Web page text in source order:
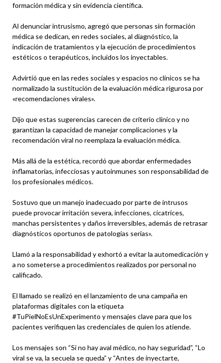
formación médica y sin evidencia científica.
Al denunciar intrusismo, agregó que personas sin formación
médica se dedican, en redes sociales, al diagnóstico, la
indicación de tratamientos y la ejecución de procedimientos
estéticos o terapéuticos, incluidos los inyectables.
Advirtió que en las redes sociales y espacios no clínicos se ha
normalizado la sustitución de la evaluación médica rigurosa por
«recomendaciones virales».
Dijo que estas sugerencias carecen de criterio clínico y no
garantizan la capacidad de manejar complicaciones y la
recomendación viral no reemplaza la evaluación médica.
Más allá de la estética, recordó que abordar enfermedades
inflamatorias, infecciosas y autoinmunes son responsabilidad de
los profesionales médicos.
Sostuvo que un manejo inadecuado por parte de intrusos
puede provocar irritación severa, infecciones, cicatrices,
manchas persistentes y daños irreversibles, además de retrasar
diagnósticos oportunos de patologías serias».
Llamó a la responsabilidad y exhortó a evitar la automedicación y
a no someterse a procedimientos realizados por personal no
calificado.
El llamado se realizó en el lanzamiento de una campaña en
plataformas digitales con la etiqueta
#TuPielNoEsUnExperimento y mensajes clave para que los
pacientes verifiquen las credenciales de quien los atiende.
Los mensajes son “Si no hay aval médico, no hay seguridad”, “Lo
viral se va, la secuela se queda” y “Antes de inyectarte,